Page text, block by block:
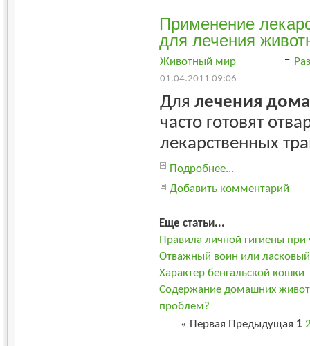
Применение
для лечения
Животный мир -
01.04.2011 09:06
Для лечения
часто готовят
лекарственных
Подробнее...
Добавить комментарий
Еще статьи...
Правила личной гигиены
Отважный воин или ласковый
Характер бенгальской кошки
Содержание домашних
проблем?
« Первая Предыдущая 1